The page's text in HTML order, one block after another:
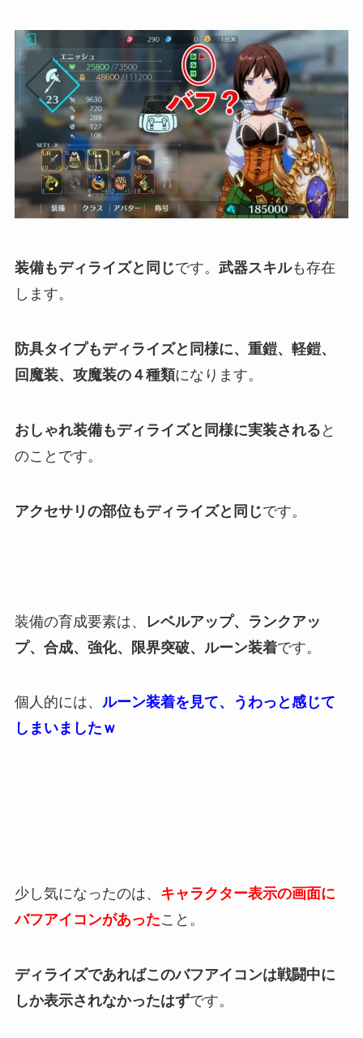
装備もディライズと同じです。 武器スキルも存在
します。
防具タイプもディライズと同様に、重鎧、軽鎧、
回魔装、攻魔装の４種類になります。
おしゃれ装備もディライズと同様に実装される と
のことです。
アクセサリの部位もディライズと同じです。
装備の育成要素は、
レベルアップ、ランクアッ
プ、合成、強化、限界突破、ルーン装着です。
個人的には、 ルーン装着を見て、うわっと感じて
しまいましたｗ
少し気になったのは、 キャラクター表示の画面に
バフアイコンがあったこと。
ディライズであればこのバフアイコンは戦闘中に
しか表示されなかったはずです。